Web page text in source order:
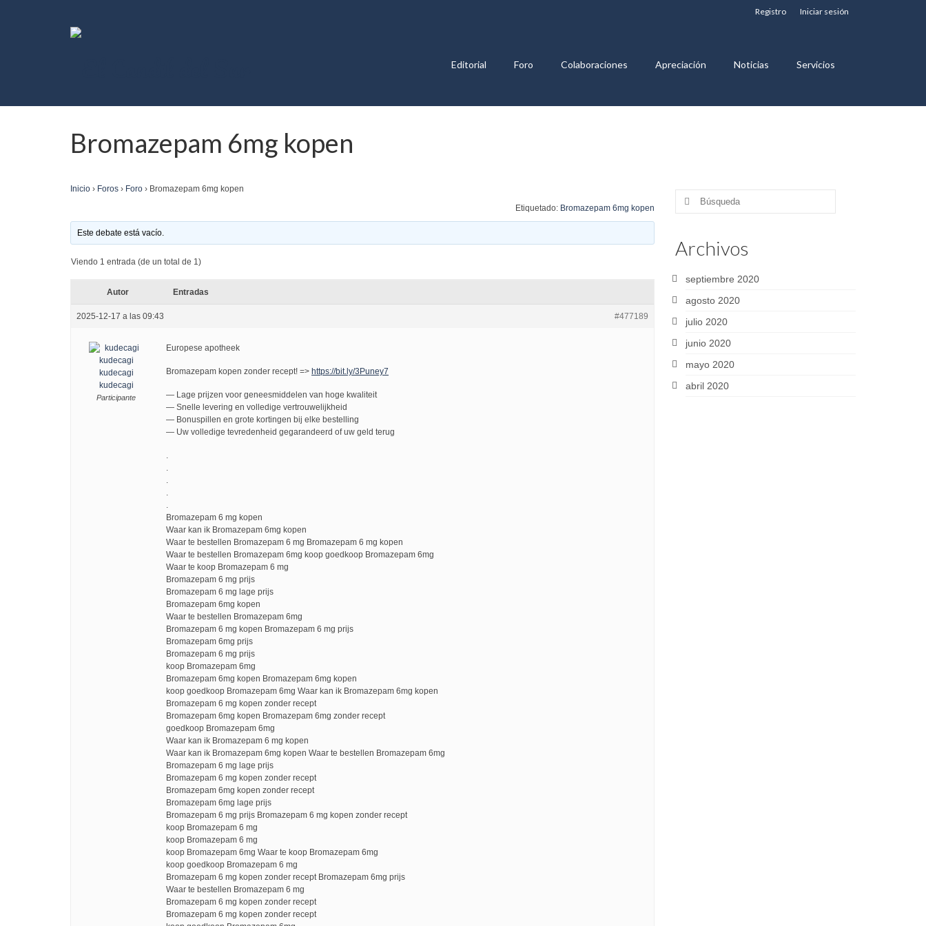
Registro Iniciar sesión
Editorial Foro Colaboraciones Apreciación Noticias Servicios
Bromazepam 6mg kopen
Inicio › Foros › Foro › Bromazepam 6mg kopen
Etiquetado: Bromazepam 6mg kopen
Este debate está vacío.
Viendo 1 entrada (de un total de 1)
Autor Entradas
2025-12-17 a las 09:43 #477189
kudecagi
kudecagi
Participante
Europese apotheek
Bromazepam kopen zonder recept! => https://bit.ly/3Puney7
— Lage prijzen voor geneesmiddelen van hoge kwaliteit
— Snelle levering en volledige vertrouwelijkheid
— Bonuspillen en grote kortingen bij elke bestelling
— Uw volledige tevredenheid gegarandeerd of uw geld terug
.
.
.
.
.
Bromazepam 6 mg kopen
Waar kan ik Bromazepam 6mg kopen
Waar te bestellen Bromazepam 6 mg Bromazepam 6 mg kopen
Waar te bestellen Bromazepam 6mg koop goedkoop Bromazepam 6mg
Waar te koop Bromazepam 6 mg
Bromazepam 6 mg prijs
Bromazepam 6 mg lage prijs
Bromazepam 6mg kopen
Waar te bestellen Bromazepam 6mg
Bromazepam 6 mg kopen Bromazepam 6 mg prijs
Bromazepam 6mg prijs
Bromazepam 6 mg prijs
koop Bromazepam 6mg
Bromazepam 6mg kopen Bromazepam 6mg kopen
koop goedkoop Bromazepam 6mg Waar kan ik Bromazepam 6mg kopen
Bromazepam 6 mg kopen zonder recept
Bromazepam 6mg kopen Bromazepam 6mg zonder recept
goedkoop Bromazepam 6mg
Waar kan ik Bromazepam 6 mg kopen
Waar kan ik Bromazepam 6mg kopen Waar te bestellen Bromazepam 6mg
Bromazepam 6 mg lage prijs
Bromazepam 6 mg kopen zonder recept
Bromazepam 6mg kopen zonder recept
Bromazepam 6mg lage prijs
Bromazepam 6 mg prijs Bromazepam 6 mg kopen zonder recept
koop Bromazepam 6 mg
koop Bromazepam 6 mg
koop Bromazepam 6mg Waar te koop Bromazepam 6mg
koop goedkoop Bromazepam 6 mg
Bromazepam 6 mg kopen zonder recept Bromazepam 6mg prijs
Waar te bestellen Bromazepam 6 mg
Bromazepam 6 mg kopen zonder recept
Bromazepam 6 mg kopen zonder recept
Buscar
Archivos
septiembre 2020
agosto 2020
julio 2020
junio 2020
mayo 2020
abril 2020